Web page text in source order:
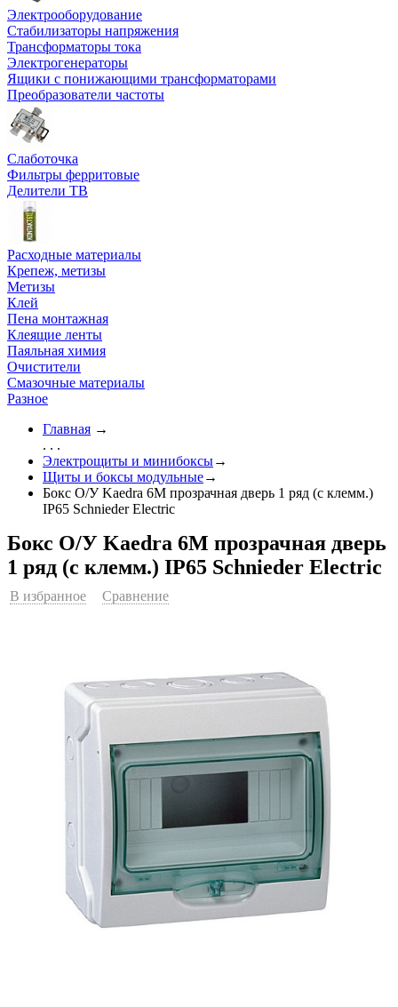
Электрооборудование
Стабилизаторы напряжения
Трансформаторы тока
Электрогенераторы
Ящики с понижающими трансформаторами
Преобразователи частоты
Слаботочка
Фильтры ферритовые
Делители ТВ
Расходные материалы
Крепеж, метизы
Метизы
Клей
Пена монтажная
Клеящие ленты
Паяльная химия
Очистители
Смазочные материалы
Разное
Главная →
. . .
Электрощиты и минибоксы→
Щиты и боксы модульные→
Бокс О/У Kaedra 6М прозрачная дверь 1 ряд (с клемм.)
IP65 Schnieder Electric
Бокс О/У Kaedra 6М прозрачная дверь
1 ряд (с клемм.) IP65 Schnieder Electric
В избранное Сравнение